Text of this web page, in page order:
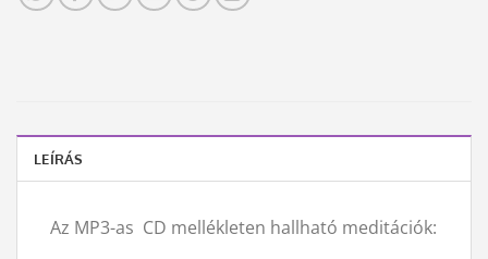
LEÍRÁS
Az MP3-as CD mellékleten hallható meditációk: